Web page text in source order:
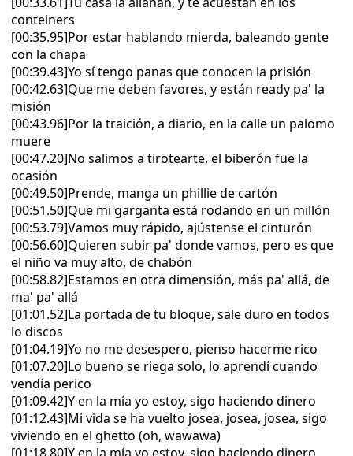
conteiners
[00:35.95]Por estar hablando mierda, baleando gente
con la chapa
[00:39.43]Yo sí tengo panas que conocen la prisión
[00:42.63]Que me deben favores, y están ready pa' la
misión
[00:43.96]Por la traición, a diario, en la calle un palomo
muere
[00:47.20]No salimos a tirotearte, el biberón fue la
ocasión
[00:49.50]Prende, manga un phillie de cartón
[00:51.50]Que mi garganta está rodando en un millón
[00:53.79]Vamos muy rápido, ajústense el cinturón
[00:56.60]Quieren subir pa' donde vamos, pero es que
el niño va muy alto, de chabón
[00:58.82]Estamos en otra dimensión, más pa' allá, de
ma' pa' allá
[01:01.52]La portada de tu bloque, sale duro en todos
lo discos
[01:04.19]Yo no me desespero, pienso hacerme rico
[01:07.20]Lo bueno se riega solo, lo aprendí cuando
vendía perico
[01:09.42]Y en la mía yo estoy, sigo haciendo dinero
[01:12.43]Mi vida se ha vuelto josea, josea, josea, sigo
viviendo en el ghetto (oh, wawawa)